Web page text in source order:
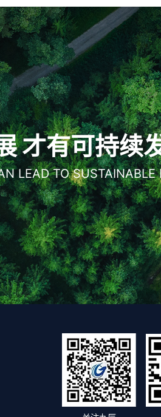
才有可持续
LEAD TO SUSTAINABLE